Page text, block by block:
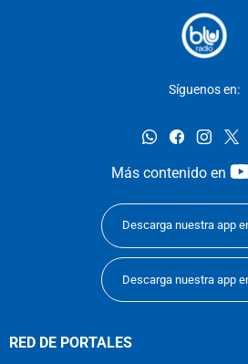
Síguenos en:
whatsappfacebook
Más contenido en
Descarga nuestra app
Descarga nuestra app
RED DE PORTALES